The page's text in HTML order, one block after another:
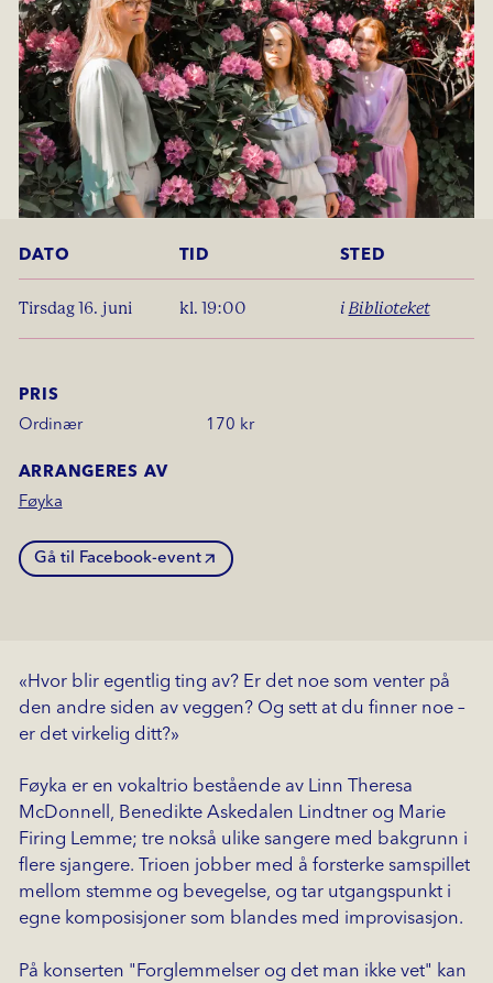
PRIS
Ordinær
170 kr
ARRANGERES AV
Føyka
Gå til Facebook-event
DATO TID STED
tirsdag 16. juni kl. 19:00 i Biblioteket
«Hvor blir egentlig ting av? Er det noe som venter på
den andre siden av veggen? Og sett at du finner noe –
er det virkelig ditt?»
Føyka er en vokaltrio bestående av Linn Theresa
McDonnell, Benedikte Askedalen Lindtner og Marie
Firing Lemme; tre nokså ulike sangere med bakgrunn i
flere sjangere. Trioen jobber med å forsterke samspillet
mellom stemme og bevegelse, og tar utgangspunkt i
egne komposisjoner som blandes med improvisasjon.
På konserten "Forglemmelser og det man ikke vet" kan